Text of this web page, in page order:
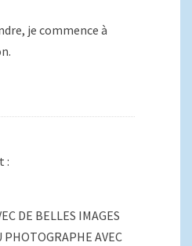
je commence à
:
DE BELLES IMAGES
PHOTOGRAPHE AVEC